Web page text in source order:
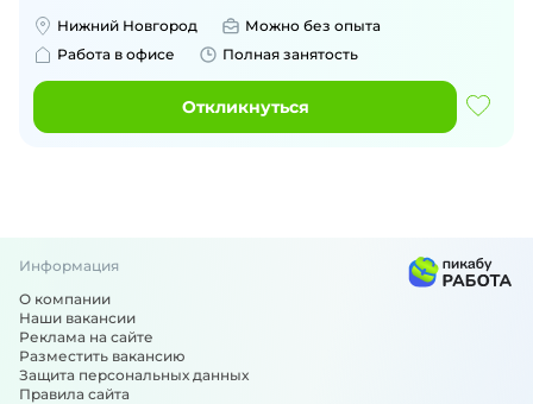
Нижний Новгород
Можно без опыта
Работа в офисе
Полная занятость
Откликнуться
Информация
О компании
Наши вакансии
Реклама на сайте
Разместить вакансию
Защита персональных данных
Правила сайта